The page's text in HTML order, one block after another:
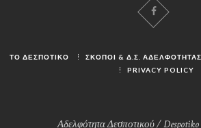
ΤΟ ΔΕΣΠΟΤΙΚΟ ΣΚΟΠΟΙ & Δ.Σ. ΑΔΕΛΦΟΤΗΤΑΣ
PRIVACY POLICY
Αδελφότητα Δεσποτικού / Despotiko